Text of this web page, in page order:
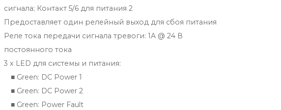
сигнала; Контакт 5/6 для питания 2
Предоставляет один релейный выход для сбоя питания
Реле тока передачи сигнала тревоги: 1A @ 24 В
постоянного тока
3 x LED для системы и питания:
■ Green: DC Power 1
■ Green: DC Power 2
■ Green: Power Fault